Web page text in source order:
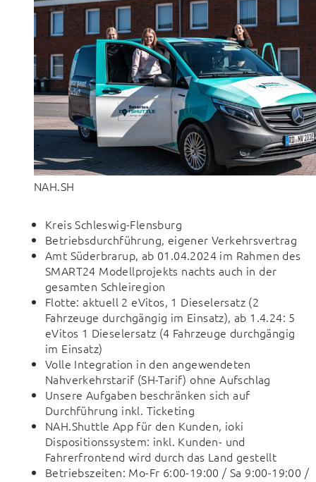
NAH.SH
Kreis Schleswig-Flensburg
Betriebsdurchführung, eigener Verkehrsvertrag
Amt Süderbrarup, ab 01.04.2024 im Rahmen des
SMART24 Modellprojekts nachts auch in der
gesamten Schleiregion
Flotte: aktuell 2 eVitos, 1 Dieselersatz (2
Fahrzeuge durchgängig im Einsatz), ab 1.4.24: 5
eVitos 1 Dieselersatz (4 Fahrzeuge durchgängig
im Einsatz)
Volle Integration in den angewendeten
Nahverkehrstarif (SH-Tarif) ohne Aufschlag
Unsere Aufgaben beschränken sich auf
Durchführung inkl. Ticketing
NAH.Shuttle App für den Kunden, ioki
Dispositionssystem: inkl. Kunden- und
Fahrerfrontend wird durch das Land gestellt
Betriebszeiten: Mo-Fr 6:00-19:00 / Sa 9:00-19:00 /